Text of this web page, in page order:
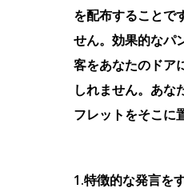
を配布することで
せん。効果的なパ
客をあなたのドア
しれません。あな
フレットをそこに
1.特徴的な発言を